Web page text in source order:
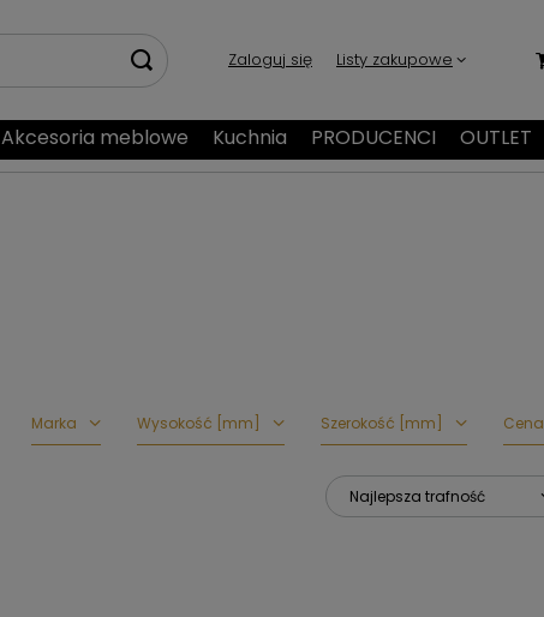
Zaloguj się Listy zakupowe
Akcesoria meblowe Kuchnia PRODUCENCI OUTLET
Marka Wysokość [mm] Szerokość [mm] Cena
Najlepsza trafność